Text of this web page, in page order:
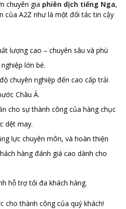
chuyên gia phiên dịch tiếng Nga,
của A2Z như là một đối tác tin cậy
lượng cao – chuyên sâu và phù
lớn bé.
chuyên nghiệp đến cao cấp trải
Châu Á.
cho sự thành công của hàng chục
dệt may.
lực chuyên môn, và hoàn thiện
hàng đánh giá cao dành cho
hỗ trợ tối đa khách hàng.
cho thành công của quý khách!